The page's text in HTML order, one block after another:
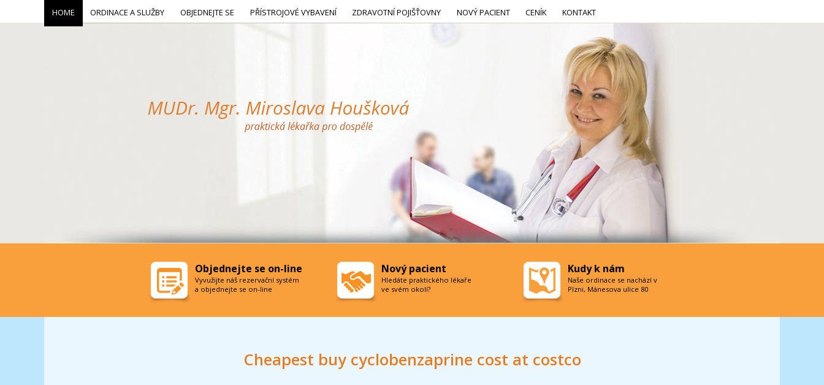
Cheapest buy cyclobenzaprine cost at costco
HOME ORDINACE A SLUŽBY OBJEDNEJTE SE PŘÍSTROJOVÉ VYBAVENÍ ZDRAVOTNÍ POJIŠŤOVNY NOVÝ PACIENT CENÍK KONTAKT
Objednejte se on-line
Vyvužijte náš rezervační systém
a objednejte se on-line
Nový pacient
Hledáte praktického lékaře
ve svém okolí?
Kudy k nám
Naše ordinace se nachází v
Plzni, Mánesova ulice 80